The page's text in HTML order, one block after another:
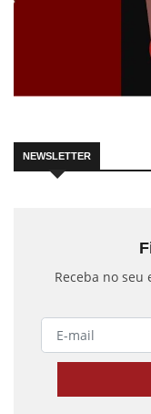
NEWSLETTER
Receba no